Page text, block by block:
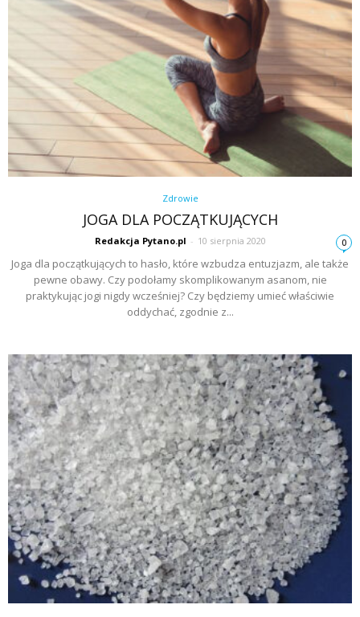
Zdrowie
JOGA DLA POCZĄTKUJĄCYCH
Redakcja Pytano.pl - 10 sierpnia 2020 0
Joga dla początkujących to hasło, które wzbudza entuzjazm, ale także
pewne obawy. Czy podołamy skomplikowanym asanom, nie
praktykując jogi nigdy wcześniej? Czy będziemy umieć właściwie
oddychać, zgodnie z...